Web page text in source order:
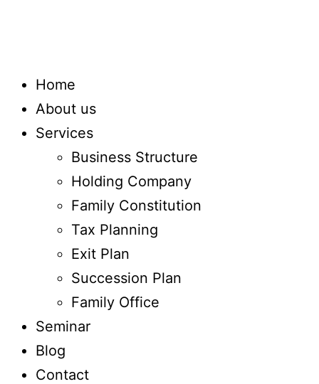
Home
About us
Services
Business Structure
Holding Company
Family Constitution
Tax Planning
Exit Plan
Succession Plan
Family Office
Seminar
Blog
Contact